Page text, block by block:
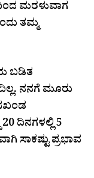
ಮರಳುವಾಗ
ತಮ್ಮ
ಬಡಿತ
ನನಗೆ ಮೂರು
20 ದಿನಗಳಲ್ಲಿ 5
ಸಾಕಷ್ಟು ಪ್ರಭಾವ